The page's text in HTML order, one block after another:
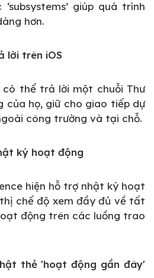
‘subsystems’ giúp quá trình
hơn.
lời trên iOS
có thể trả lời một chuỗi Thư
họ, giữ cho giao tiếp dự
công trường và tại chỗ.
ký hoạt động
hiện hỗ trợ nhật ký hoạt
chế độ xem đầy đủ về tất
động trên các luồng trao
thẻ 'hoạt động gần đây'